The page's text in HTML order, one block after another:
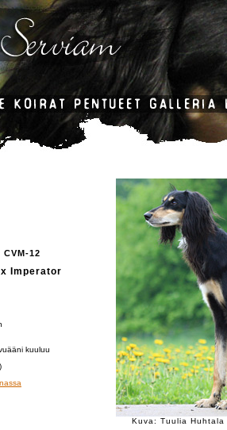
CVM-12
Imperator
kuuluu
Kuva: Tuulia Huhtala